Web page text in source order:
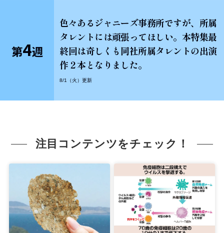
第4週
色々あるジャニーズ事務所ですが、所属
タレントには頑張ってほしい。本特集最
終回は奇しくも同社所属タレントの出演
作２本となりました。
8/1（火）更新
注目コンテンツをチェック！